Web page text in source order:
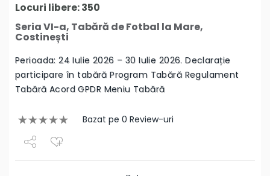
Locuri libere: 350
Seria VI-a, Tabără de Fotbal la Mare,
Costinești
Perioada: 24 Iulie 2026 – 30 Iulie 2026. Declarație
participare în tabără Program Tabără Regulament
Tabără Acord GPDR Meniu Tabără
Bazat pe 0 Review-uri